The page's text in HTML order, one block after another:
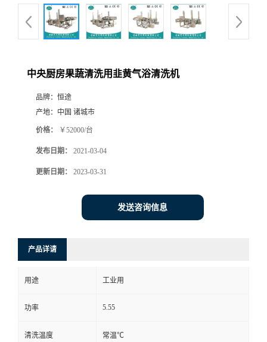
中央厨房果蔬清洗用韭黄气浴清洗机
品牌： 恒途
产地： 中国 诸城市
价格： ￥52000/台
发布日期： 2021-03-04
更新日期： 2023-03-31
发送咨询信息
产品详请
用途 工业用
功率 5.55
清洗温度 常温℃